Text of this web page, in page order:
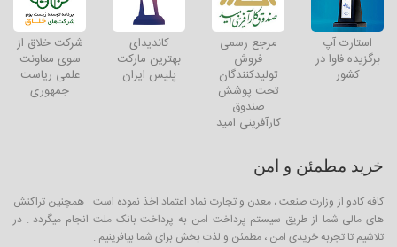
استارت آپ
برگزیده فاوا در
کشور
مرجع رسمی
فروش
تولیدکنندگان
تحت پوشش
صندوق
کارآفرینی امید
کاندیدای
بهترین مارکت
پلیس ایران
شرکت خلاق از
سوی معاونت
علمی ریاست
جمهوری
خرید مطمئن و امن
کافه کادو از وزارت صنعت ، معدن و تجارت نماد اعتماد اخذ نموده است . همچنین تراکنش
های مالی شما از طریق سیستم پرداخت امن به پرداخت بانک ملت انجام میگردد . در
تلاشیم تا تجربه خریدی امن ، مطمئن و لذت بخش برای شما بیافرینیم .